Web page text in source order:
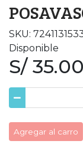
SKU:
Disponible
S/ 35.00
Agregar al carro